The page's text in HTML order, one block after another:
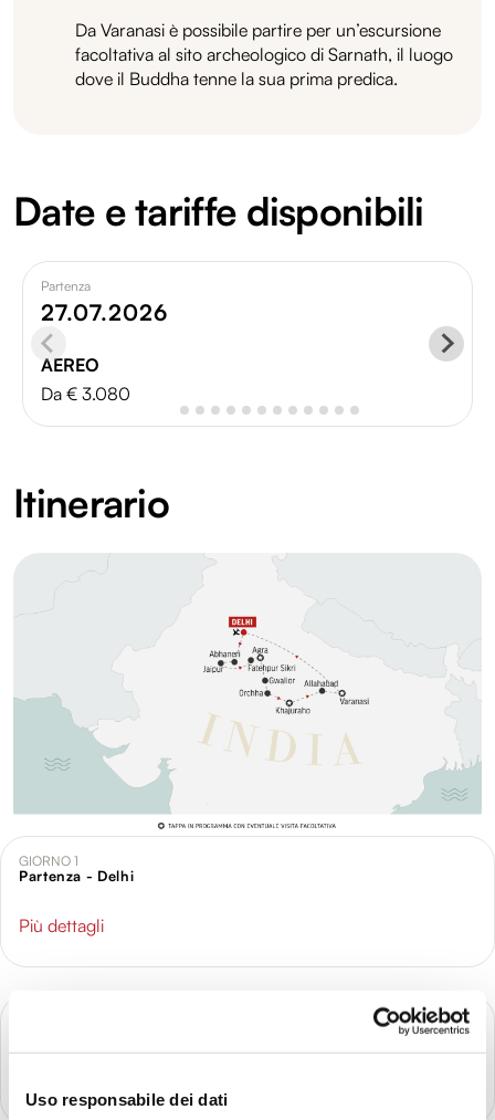
Uso responsabile dei dati
Da Varanasi è possibile partire per un’escursione
facoltativa al sito archeologico di Sarnath, il luogo
dove il Buddha tenne la sua prima predica.
Date e tariffe disponibili
Partenza
27.07.2026
AEREO
Da € 3.080
Itinerario
GIORNO 1
Partenza - Delhi
Più dettagli